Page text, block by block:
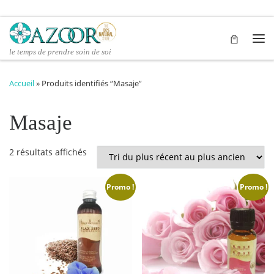
Passer au contenu
le temps de prendre soin de soi
Accueil» Produits identifiés “Masaje”
Masaje
2 résultats affichés Trié du plus récent au plus ancien
Promo ! Promo !